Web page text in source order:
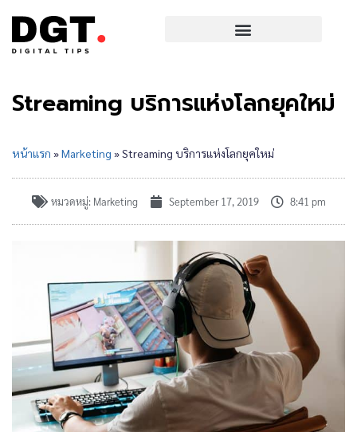
Streaming บริการแห่งโลกยุคใหม่
หน้าแรก »Marketing »Streaming บริการแห่งโลกยุคใหม่
หมวดหมู่: Marketing September 17, 2019 8:41 pm